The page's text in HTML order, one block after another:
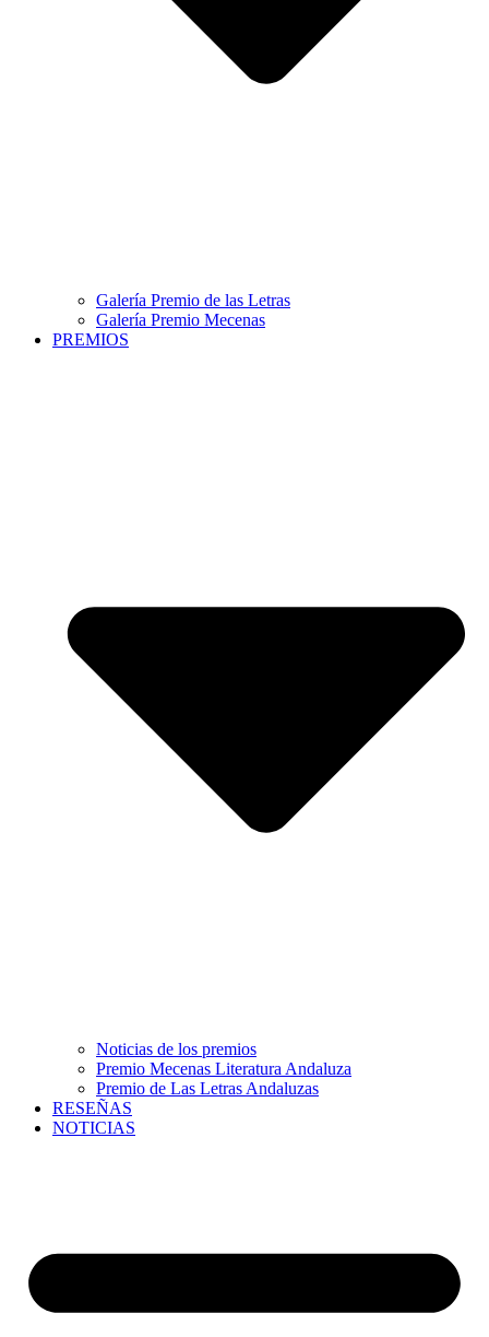
Galería Premio de las Letras
Galería Premio Mecenas
PREMIOS
Noticias de los premios
Premio Mecenas Literatura Andaluza
Premio de Las Letras Andaluzas
RESEÑAS
NOTICIAS